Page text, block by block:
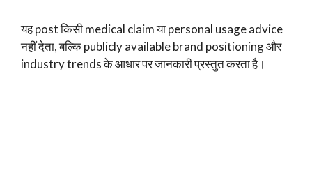
यह post किसी medical claim या personal usage advice
नहीं देता, बल्कि publicly available brand positioning और
industry trends के आधार पर जानकारी प्रस्तुत करता है।